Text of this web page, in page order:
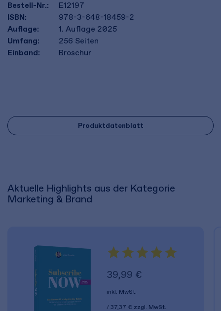
Bestell-Nr.:
E12197
ISBN:
978-3-648-18459-2
Auflage:
1. Auflage 2025
Umfang:
256 Seiten
Einband:
Broschur
Produktdatenblatt
Aktuelle Highlights aus der Kategorie
Marketing & Brand
39,99 €
inkl. MwSt.
37,37 € zzgl. MwSt.